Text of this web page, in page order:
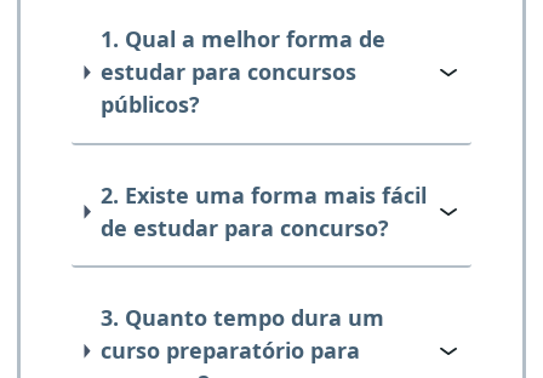
1. Qual a melhor forma de
estudar para concursos
públicos?
2. Existe uma forma mais fácil
de estudar para concurso?
3. Quanto tempo dura um
curso preparatório para